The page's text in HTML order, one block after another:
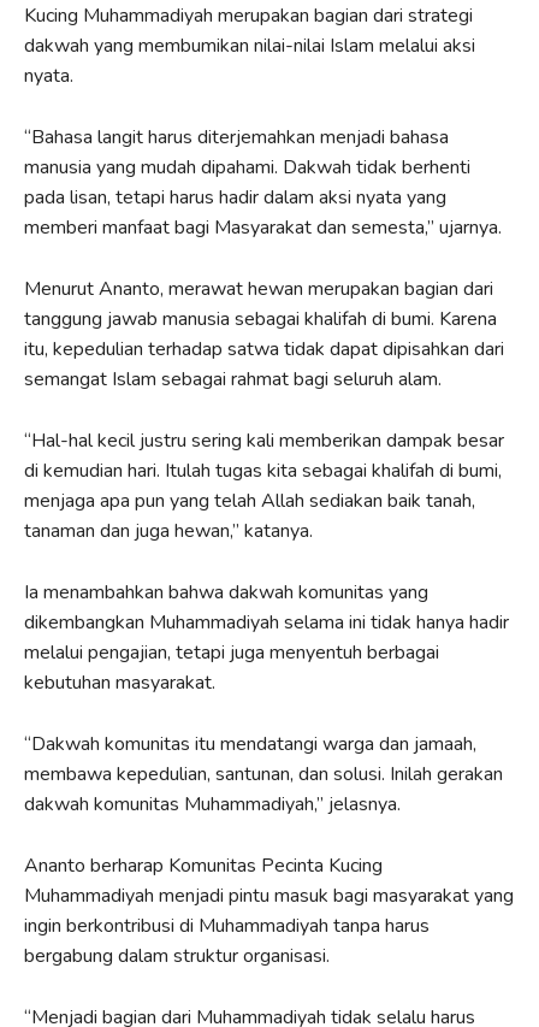
Kucing Muhammadiyah merupakan bagian dari strategi
dakwah yang membumikan nilai-nilai Islam melalui aksi
nyata.
“Bahasa langit harus diterjemahkan menjadi bahasa
manusia yang mudah dipahami. Dakwah tidak berhenti
pada lisan, tetapi harus hadir dalam aksi nyata yang
memberi manfaat bagi Masyarakat dan semesta,” ujarnya.
Menurut Ananto, merawat hewan merupakan bagian dari
tanggung jawab manusia sebagai khalifah di bumi. Karena
itu, kepedulian terhadap satwa tidak dapat dipisahkan dari
semangat Islam sebagai rahmat bagi seluruh alam.
“Hal-hal kecil justru sering kali memberikan dampak besar
di kemudian hari. Itulah tugas kita sebagai khalifah di bumi,
menjaga apa pun yang telah Allah sediakan baik tanah,
tanaman dan juga hewan,” katanya.
Ia menambahkan bahwa dakwah komunitas yang
dikembangkan Muhammadiyah selama ini tidak hanya hadir
melalui pengajian, tetapi juga menyentuh berbagai
kebutuhan masyarakat.
“Dakwah komunitas itu mendatangi warga dan jamaah,
membawa kepedulian, santunan, dan solusi. Inilah gerakan
dakwah komunitas Muhammadiyah,” jelasnya.
Ananto berharap Komunitas Pecinta Kucing
Muhammadiyah menjadi pintu masuk bagi masyarakat yang
ingin berkontribusi di Muhammadiyah tanpa harus
bergabung dalam struktur organisasi.
“Menjadi bagian dari Muhammadiyah tidak selalu harus